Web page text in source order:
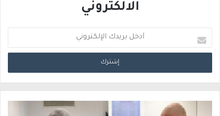
الالكتروني
د
خ